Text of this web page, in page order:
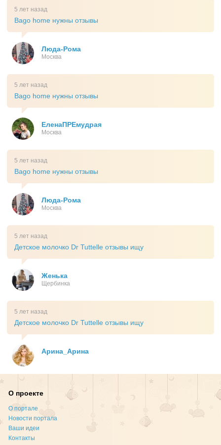
5 лет назад
Bago home нужны отзывы
Люда-Рома
Москва
5 лет назад
Bago home нужны отзывы
ЕленаПРЕмудрая
Москва
5 лет назад
Bago home нужны отзывы
Люда-Рома
Москва
5 лет назад
Детское молочко Dr Tuttelle отзывы ищу
Женька
Щербинка
5 лет назад
Детское молочко Dr Tuttelle отзывы ищу
Арина_Арина
О проекте
О портале
Новости портала
Ваши идеи
Контакты